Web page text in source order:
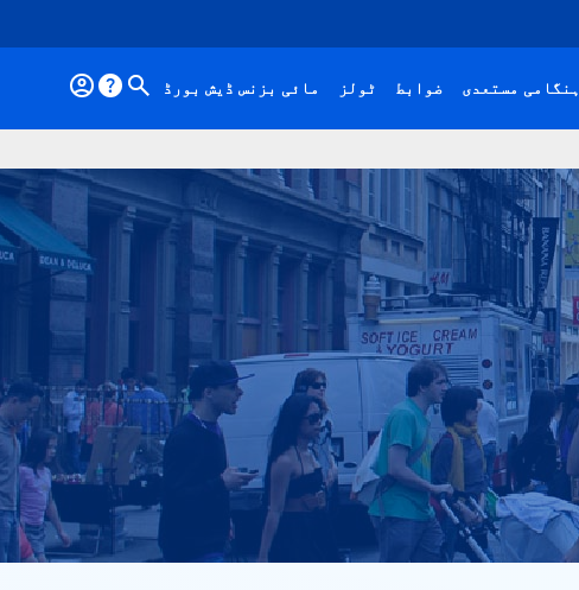
ہنگامی مستعدی ضوابط ٹولز مائی بزنس ڈیش بورڈ